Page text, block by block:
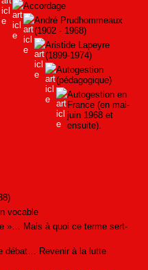
Accordage
André Prudhommeaux
(1902 - 1968)
Aristide Lapeyre
(1899-1974)
Autogestion
(pédagogique)
Autogestion en
France (en mai-
juin 1968 et
ensuite).
vocable
»… Mais à quoi ce terme sert-
débat… Revenir à la lutte